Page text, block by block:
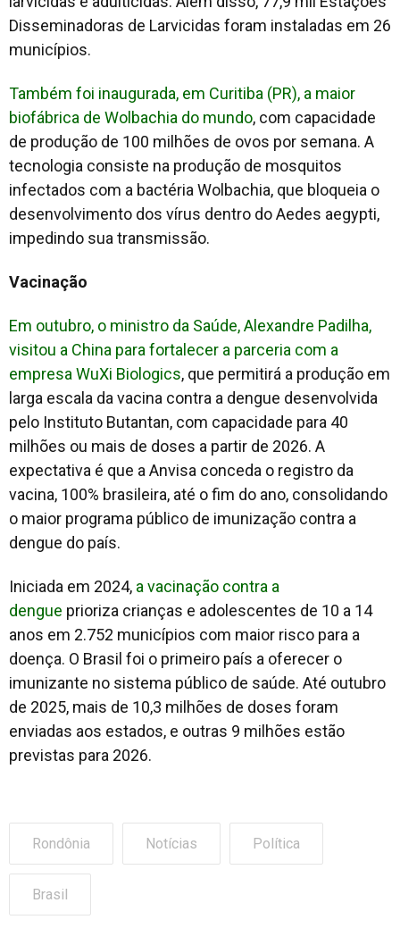
Disseminadoras de Larvicidas foram instaladas em 26
municípios.
Também foi inaugurada, em Curitiba (PR), a maior
biofábrica de Wolbachia do mundo, com capacidade
de produção de 100 milhões de ovos por semana. A
tecnologia consiste na produção de mosquitos
infectados com a bactéria Wolbachia, que bloqueia o
desenvolvimento dos vírus dentro do Aedes aegypti,
impedindo sua transmissão.
Vacinação
Em outubro, o ministro da Saúde, Alexandre Padilha,
visitou a China para fortalecer a parceria com a
empresa WuXi Biologics, que permitirá a produção em
larga escala da vacina contra a dengue desenvolvida
pelo Instituto Butantan, com capacidade para 40
milhões ou mais de doses a partir de 2026. A
expectativa é que a Anvisa conceda o registro da
vacina, 100% brasileira, até o fim do ano, consolidando
o maior programa público de imunização contra a
dengue do país.
Iniciada em 2024, a vacinação contra a
dengue prioriza crianças e adolescentes de 10 a 14
anos em 2.752 municípios com maior risco para a
doença. O Brasil foi o primeiro país a oferecer o
imunizante no sistema público de saúde. Até outubro
de 2025, mais de 10,3 milhões de doses foram
enviadas aos estados, e outras 9 milhões estão
previstas para 2026.
Rondônia Notícias Política
Brasil